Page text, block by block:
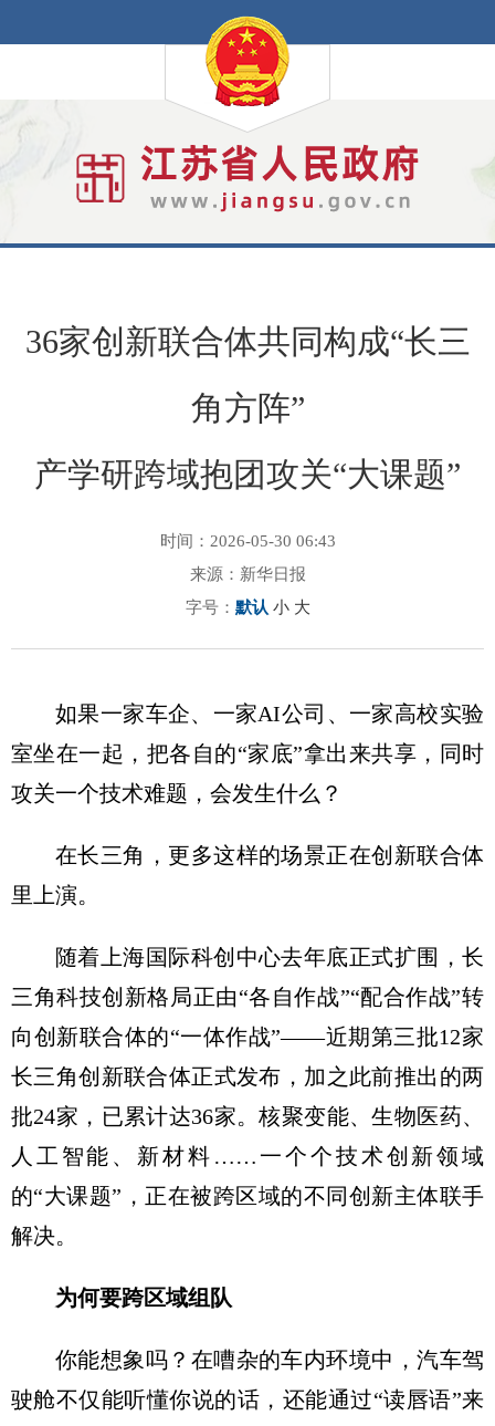
36家创新联合体共同构成“长三
角方阵”
产学研跨域抱团攻关“大课题”
时间：2026-05-30 06:43
来源：新华日报
字号： 默认 小 大
如果一家车企、一家AI公司、一家高校实验
室坐在一起，把各自的“家底”拿出来共享，同时
攻关一个技术难题，会发生什么？
在长三角，更多这样的场景正在创新联合体
里上演。
随着上海国际科创中心去年底正式扩围，长
三角科技创新格局正由“各自作战”“配合作战”转
向创新联合体的“一体作战”——近期第三批12家
长三角创新联合体正式发布，加之此前推出的两
批24家，已累计达36家。核聚变能、生物医药、
人工智能、新材料……一个个技术创新领域
的“大课题”，正在被跨区域的不同创新主体联手
解决。
为何要跨区域组队
你能想象吗？在嘈杂的车内环境中，汽车驾
驶舱不仅能听懂你说的话，还能通过“读唇语”来